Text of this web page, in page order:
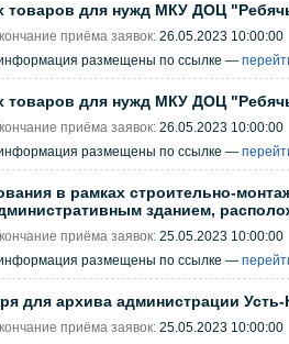
товаров для нужд МКУ ДОЦ
приёма заявок: 26.05.2023 10:00:00
размещены по ссылке —
товаров для нужд МКУ ДОЦ
приёма заявок: 26.05.2023 10:00:00
размещены по ссылке —
в рамках строительно-
зданием,
приёма заявок: 25.05.2023 10:00:00
размещены по ссылке —
для архива администрации Усть-
приёма заявок: 25.05.2023 10:00:00